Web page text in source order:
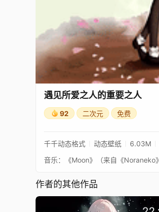
遇见所爱之人的重要之人
92 二次元 免费
千千动态格式 动态壁纸 6.03M
作者的其他作品